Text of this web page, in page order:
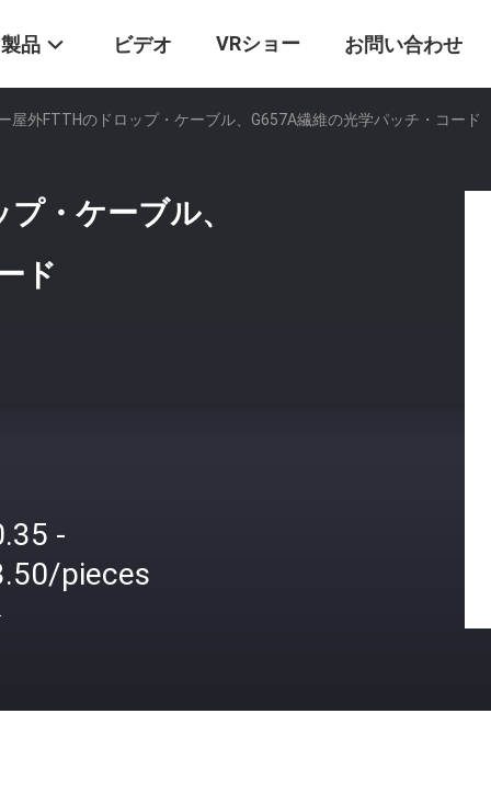
製品 ビデオ VRショー お問い合わせ
屋外FTTHのドロップ・ケーブル、G657A繊維の光学パッチ・コード
・ケーブル、
ド
-
pieces